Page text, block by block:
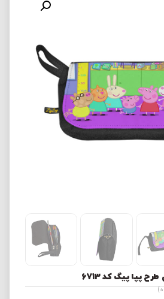
پپا پیگ کد 6713